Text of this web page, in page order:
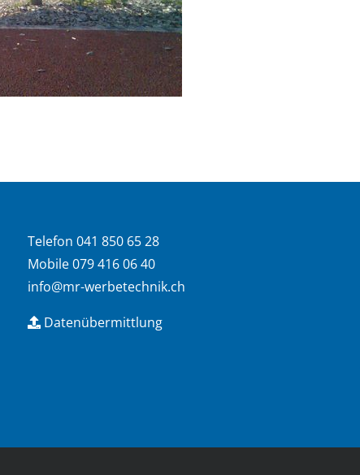
Telefon 041 850 65 28
Mobile 079 416 06 40
info@mr-werbetechnik.ch
Datenübermittlung